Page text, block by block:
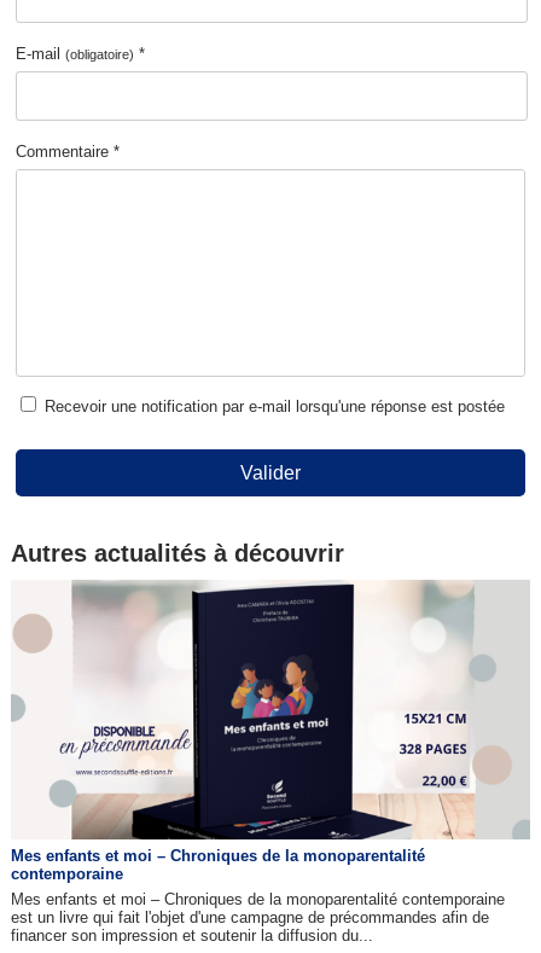
E-mail(obligatoire) *
Commentaire *
Recevoir une notification par e-mail lorsqu'une réponse est postée
Valider
Autres actualités à découvrir
Mes enfants et moi – Chroniques de la monoparentalité
contemporaine
Mes enfants et moi – Chroniques de la monoparentalité contemporaine
est un livre qui fait l'objet d'une campagne de précommandes afin de
financer son impression et soutenir la diffusion du...